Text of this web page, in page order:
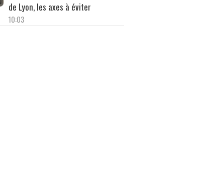
de Lyon, les axes à éviter
10:03